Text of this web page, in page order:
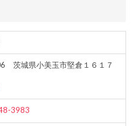
茨城県小美玉市堅倉１６１７
3983